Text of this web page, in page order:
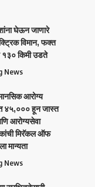
घेऊन जाणारे
विमान, फक्त
१३० किमी उडते
News
आरोग्य
४५,००० हून जास्त
आरोग्यसेवा
मिरॅकल ऑफ
मान्यता
News